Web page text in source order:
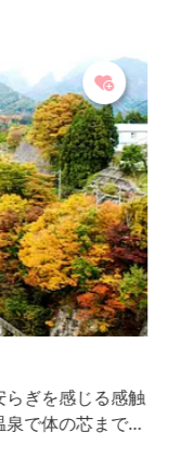
ぎを感じる感触
で体の芯までぽ